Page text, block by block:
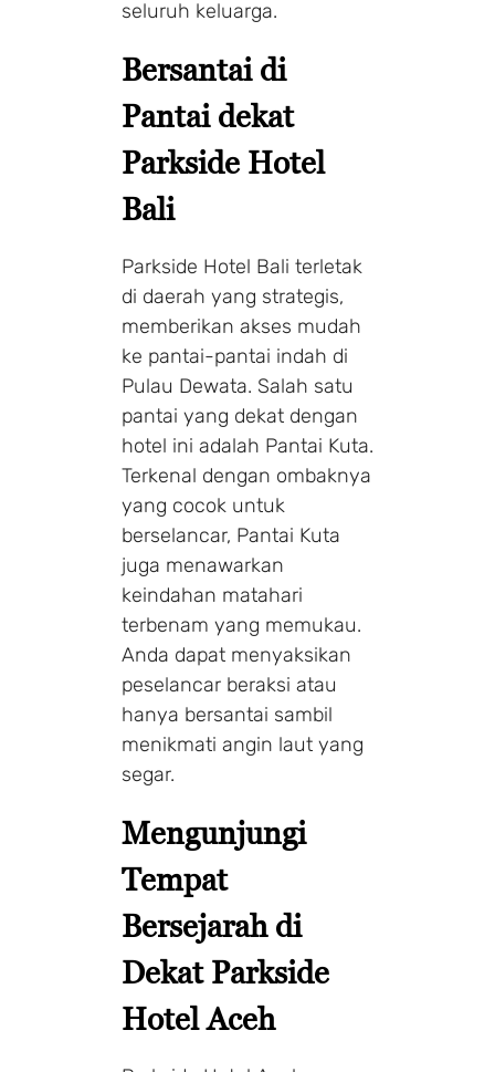
seluruh keluarga.
Bersantai di
Pantai dekat
Parkside Hotel
Bali
Parkside Hotel Bali terletak
di daerah yang strategis,
memberikan akses mudah
ke pantai-pantai indah di
Pulau Dewata. Salah satu
pantai yang dekat dengan
hotel ini adalah Pantai Kuta.
Terkenal dengan ombaknya
yang cocok untuk
berselancar, Pantai Kuta
juga menawarkan
keindahan matahari
terbenam yang memukau.
Anda dapat menyaksikan
peselancar beraksi atau
hanya bersantai sambil
menikmati angin laut yang
segar.
Mengunjungi
Tempat
Bersejarah di
Dekat Parkside
Hotel Aceh